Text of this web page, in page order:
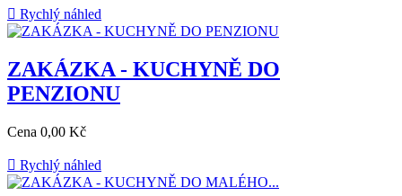
 Rychlý náhled
ZAKÁZKA - KUCHYNĚ DO
PENZIONU
Cena 0,00 Kč
 Rychlý náhled